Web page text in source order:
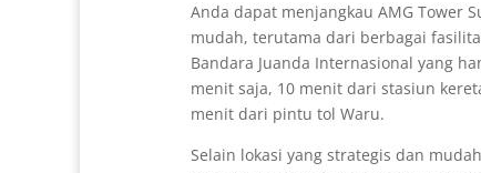
Anda dapat menjangkau AMG Tower
mudah, terutama dari berbagai
Bandara Juanda Internasional yang
menit saja, 10 menit dari stasiun
menit dari pintu tol Waru.
Selain lokasi yang strategis dan